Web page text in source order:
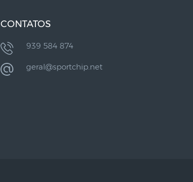
CONTATOS
939 584 874
geral@sportchip.net